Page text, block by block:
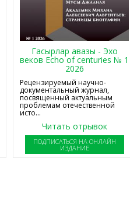
Гасырлар авазы - Эхо
веков Echo of centuries № 1
2026
Рецензируемый научно-
документальный журнал,
посвященный актуальным
проблемам отечественной
исто...
Читать отрывок
ПОДПИСАТЬСЯ НА ОНЛАЙН
ИЗДАНИЕ